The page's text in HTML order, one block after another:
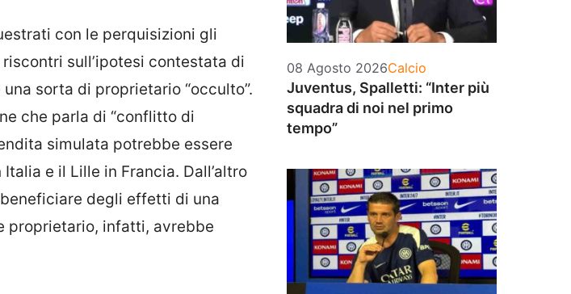
con le perquisizioni gli
sull’ipotesi contestata di
sorta di proprietario “occulto”.
che parla di “conflitto di
simulata potrebbe essere
e il Lille in Francia. Dall’altro
degli effetti di una
proprietario, infatti, avrebbe
08 Agosto 2026Categorie
Calcio
Juventus, Spalletti: “Inter più
squadra di noi nel primo
tempo”